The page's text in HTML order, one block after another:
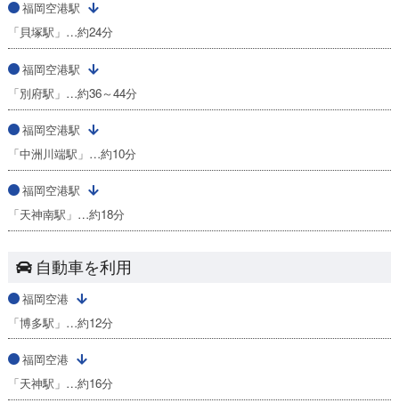
福岡空港駅
「貝塚駅」…約24分
福岡空港駅
「別府駅」…約36～44分
福岡空港駅
「中洲川端駅」…約10分
福岡空港駅
「天神南駅」…約18分
自動車を利用
福岡空港
「博多駅」…約12分
福岡空港
「天神駅」…約16分